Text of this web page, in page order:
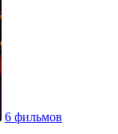
6 фильмов